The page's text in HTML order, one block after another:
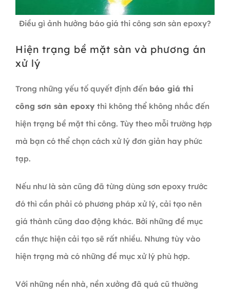
Điều gì ảnh hưởng báo giá thi công sơn sàn epoxy?
Hiện trạng bề mặt sàn và phương án
xử lý
Trong những yếu tố quyết định đến báo giá thi
công sơn sàn epoxy thì không thể không nhắc đến
hiện trạng bề mặt thi công. Tùy theo mỗi trường hợp
mà bạn có thể chọn cách xử lý đơn giản hay phức
tạp.
Nếu như là sàn cũng đã từng dùng sơn epoxy trước
đó thì cần phải có phương pháp xử lý, cải tạo nên
giá thành cũng dao động khác. Bởi những đề mục
cần thực hiện cải tạo sẽ rất nhiều. Nhưng tùy vào
hiện trạng mà có những đề mục xử lý phù hợp.
Với những nền nhà, nền xưởng đã quá cũ thường